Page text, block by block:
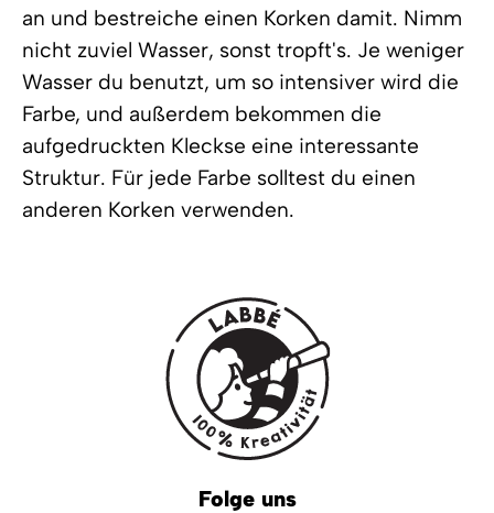
an und bestreiche einen Korken damit. Nimm
nicht zuviel Wasser, sonst tropft's. Je weniger
Wasser du benutzt, um so intensiver wird die
Farbe, und außerdem bekommen die
aufgedruckten Kleckse eine interessante
Struktur. Für jede Farbe solltest du einen
anderen Korken verwenden.
Folge uns